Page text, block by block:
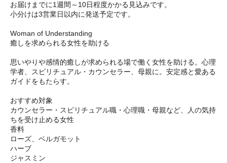
お届けまでに1週間～10日程度かかる見込みです。
小分けは3営業日以内に発送予定です。
Woman of Understanding
癒しを求められる女性を助ける
思いやりや感情的癒しが求められる場で働く女性を助ける。心理
学者、スピリチュアル・カウンセラー、母親に。安定感と愛ある
ガイドをもたらす。
おすすめ対象
カウンセラー・スピリチュアル職・心理職・母親など、人の気持
ちを受け止める女性
香料
ローズ、ベルガモット
ハーブ
ジャスミン